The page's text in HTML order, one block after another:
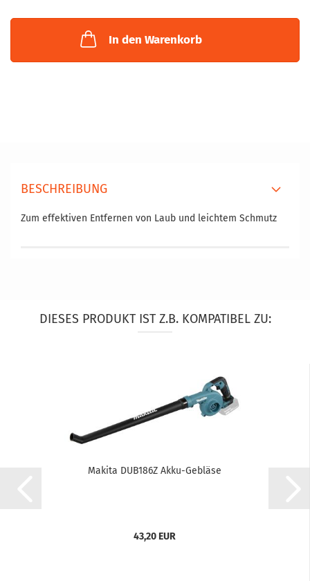
In den Warenkorb
BESCHREIBUNG
Zum effektiven Entfernen von Laub und leichtem Schmutz
DIESES PRODUKT IST Z.B. KOMPATIBEL ZU:
Makita DUB186Z Akku-Gebläse
43,20 EUR